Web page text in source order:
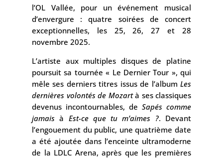
l’OL Vallée, pour un événement musical
d’envergure : quatre soirées de concert
exceptionnelles, les 25, 26, 27 et 28
novembre 2025.
L’artiste aux multiples disques de platine
poursuit sa tournée « Le Dernier Tour », qui
mêle ses derniers titres issus de l’album Les
dernières volontés de Mozartà ses classiques
devenus incontournables, de Sapés comme
jamais à Est-ce que tu m’aimes ?. Devant
l’engouement du public, une quatrième date
a été ajoutée dans l’enceinte ultramoderne
de la LDLC Arena, après que les premières